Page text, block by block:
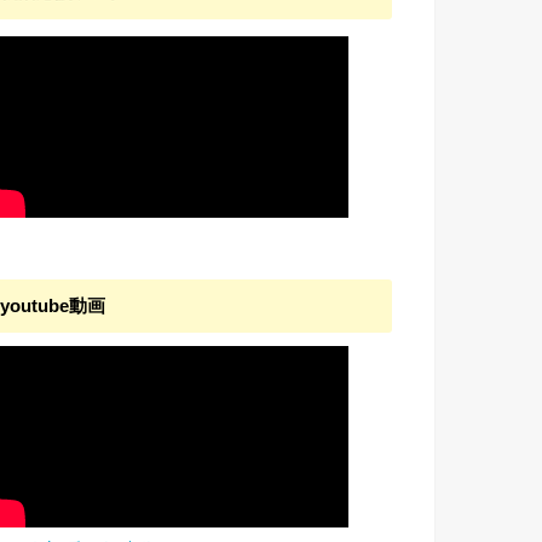
youtube動画